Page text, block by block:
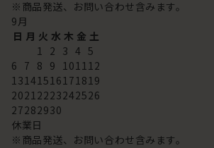
※商品発送、お問い合わせ含みます。
9月
日 月 火 水 木 金 土
1 2 3 4 5
6 7 8 9 101112
13141516171819
20212223242526
27282930
休業日
※商品発送、お問い合わせ含みます。